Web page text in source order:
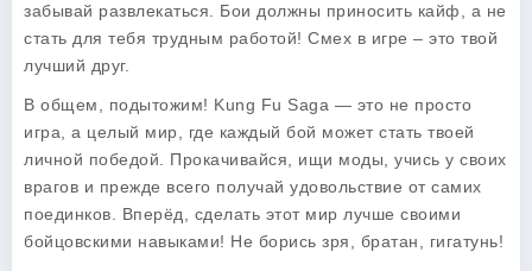
забывай развлекаться. Бои должны приносить кайф, а не
стать для тебя трудным работой! Смех в игре – это твой
лучший друг.
В общем, подытожим! Kung Fu Saga — это не просто
игра, а целый мир, где каждый бой может стать твоей
личной победой. Прокачивайся, ищи моды, учись у своих
врагов и прежде всего получай удовольствие от самих
поединков. Вперёд, сделать этот мир лучше своими
бойцовскими навыками! Не борись зря, братан, гигатунь!